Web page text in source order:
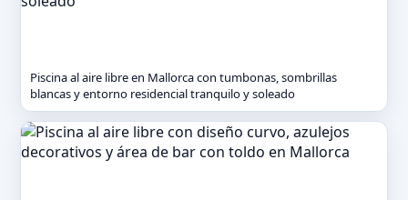
Piscina al aire libre en Mallorca con tumbonas, sombrillas
blancas y entorno residencial tranquilo y soleado